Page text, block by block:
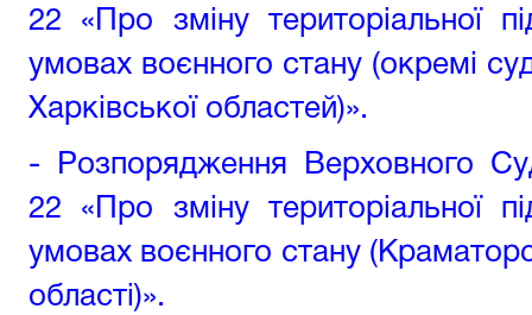
22 «Про зміну територіальної
умовах воєнного стану (окремі
Харківської областей)».
-
Розпорядження Верховного
22
«Про зміну територіальної
умовах воєнного стану
області)».